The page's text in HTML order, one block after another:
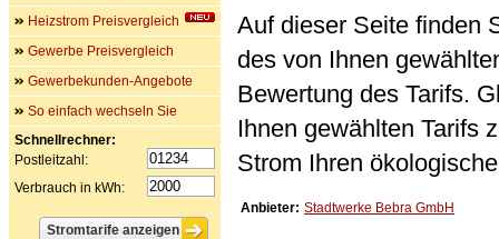
Auf dieser Seite finden
des von Ihnen
Bewertung des Tarifs.
Ihnen gewählten Tarifs
Strom Ihren
Anbieter: Stadtwerke Bebra GmbH
Heizstrom Preisvergleich
Gewerbe Preisvergleich
Gewerbekunden-Angebote
So einfach wechseln Sie
Schnellrechner:
Postleitzahl:
Verbrauch in kWh: